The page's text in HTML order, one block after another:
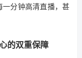
分钟高清直播，甚
的双重保障